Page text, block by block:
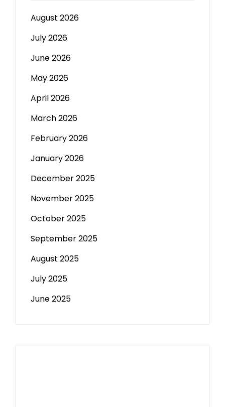
August 2026
July 2026
June 2026
May 2026
April 2026
March 2026
February 2026
January 2026
December 2025
November 2025
October 2025
September 2025
August 2025
July 2025
June 2025